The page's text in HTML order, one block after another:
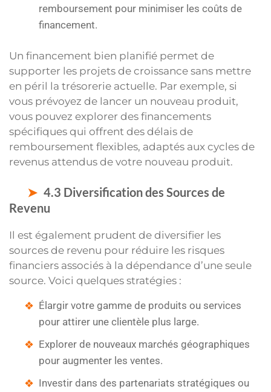
remboursement pour minimiser les coûts de
financement.
Un financement bien planifié permet de
supporter les projets de croissance sans mettre
en péril la trésorerie actuelle. Par exemple, si
vous prévoyez de lancer un nouveau produit,
vous pouvez explorer des financements
spécifiques qui offrent des délais de
remboursement flexibles, adaptés aux cycles de
revenus attendus de votre nouveau produit.
4.3 Diversification des Sources de
Revenu
Il est également prudent de diversifier les
sources de revenu pour réduire les risques
financiers associés à la dépendance d’une seule
source. Voici quelques stratégies :
Élargir votre gamme de produits ou services
pour attirer une clientèle plus large.
Explorer de nouveaux marchés géographiques
pour augmenter les ventes.
Investir dans des partenariats stratégiques ou